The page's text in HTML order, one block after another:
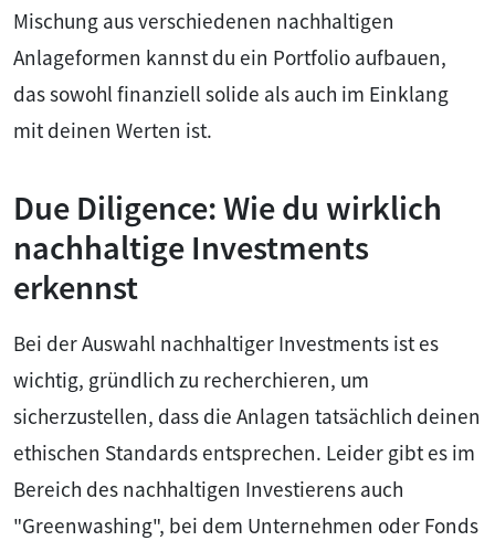
Mischung aus verschiedenen nachhaltigen
Anlageformen kannst du ein Portfolio aufbauen,
das sowohl finanziell solide als auch im Einklang
mit deinen Werten ist.
Due Diligence: Wie du wirklich
nachhaltige Investments
erkennst
Bei der Auswahl nachhaltiger Investments ist es
wichtig, gründlich zu recherchieren, um
sicherzustellen, dass die Anlagen tatsächlich deinen
ethischen Standards entsprechen. Leider gibt es im
Bereich des nachhaltigen Investierens auch
"Greenwashing", bei dem Unternehmen oder Fonds